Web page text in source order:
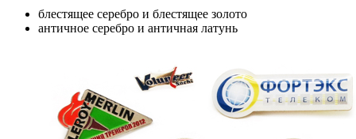
блестящее серебро и блестящее золото
античное серебро и античная латунь